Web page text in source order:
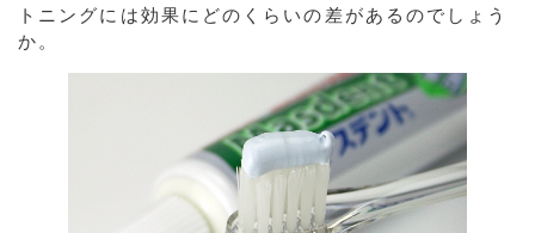
トニングには効果にどのくらいの差があるのでしょう
か。